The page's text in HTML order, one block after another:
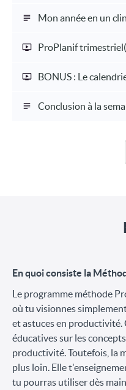
Mon année en un
ProPlanif trimestriel
BONUS : Le
Conclusion à la
En quoi consiste la
Le programme méthode
où tu visionnes
et astuces en productivité.
éducatives sur les
productivité. Toutefois, la
plus loin. Elle
tu pourras utiliser dès